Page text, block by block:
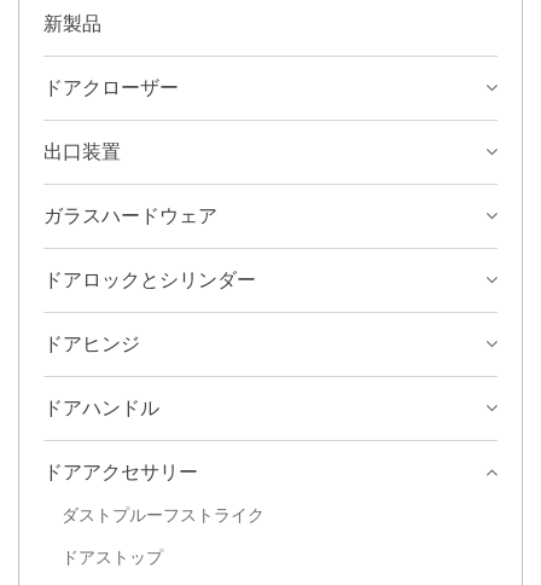
新製品
ドアクローザー
出口装置
ガラスハードウェア
ドアロックとシリンダー
ドアヒンジ
ドアハンドル
ドアアクセサリー
ダストプルーフストライク
ドアストップ